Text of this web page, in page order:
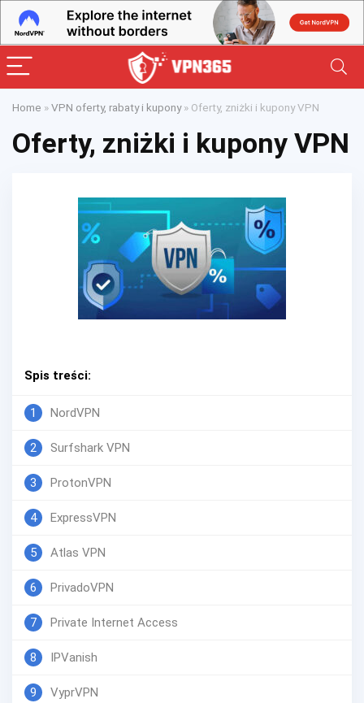
Home »VPN oferty, rabaty i kupony» Oferty, zniżki i kupony VPN
Oferty, zniżki i kupony VPN
Spis treści:
1 NordVPN
2 Surfshark VPN
3 ProtonVPN
4 ExpressVPN
5 Atlas VPN
6 PrivadoVPN
7 Private Internet Access
8 IPVanish
9 VyprVPN